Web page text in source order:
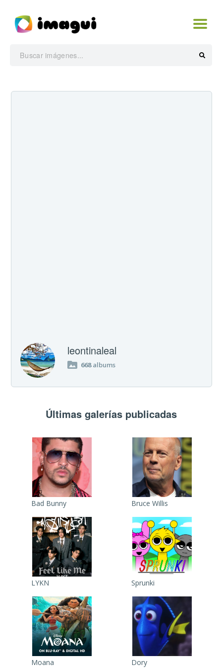
leontinaleal
668albums
Últimas galerías publicadas
Bad Bunny Bruce Willis
LYKN Sprunki
Moana Dory